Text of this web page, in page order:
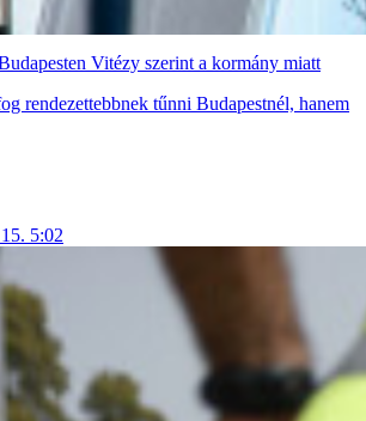
Vitézy szerint a kormány miatt
rendezettebbnek tűnni Budapestnél, hanem
5:02